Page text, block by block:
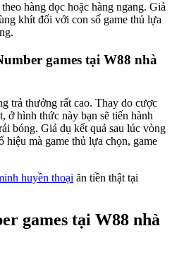
hàng dọc hoặc hàng ngang. Giả
khít đối với con số game thủ lựa
games tại W88 nhà
trả thưởng rất cao. Thay do cược
ở hình thức này bạn sẽ tiến hành
bóng. Giả dụ kết quả sau lúc vòng
mà game thủ lựa chọn, game
huyền thoại ăn tiền thật tại
games tại W88 nhà